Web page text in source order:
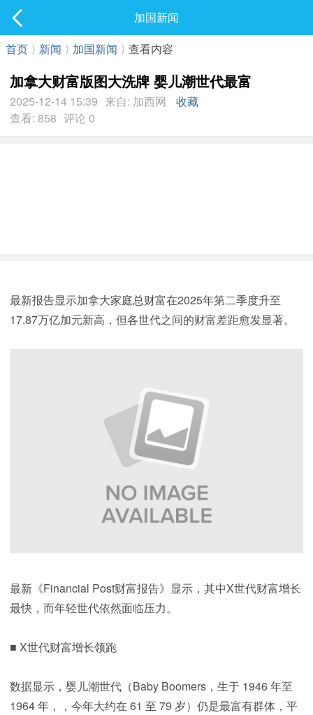
最新发表
加国新闻
首页 ⟩ 新闻 ⟩ 加国新闻 ⟩ 查看内容
加拿大财富版图大洗牌 婴儿潮世代最富
2025-12-14 15:39 来自: 加西网
收藏
查看: 858 评论 0
最新报告显示加拿大家庭总财富在2025年第二季度升至
17.87万亿加元新高，但各世代之间的财富差距愈发显著。
最新《Financial Post财富报告》显示，其中X世代财富增长
最快，而年轻世代依然面临压力。
■ X世代财富增长领跑
数据显示，婴儿潮世代（Baby Boomers，生于 1946 年至
1964 年，，今年大约在 61 至 79 岁）仍是最富有群体，平